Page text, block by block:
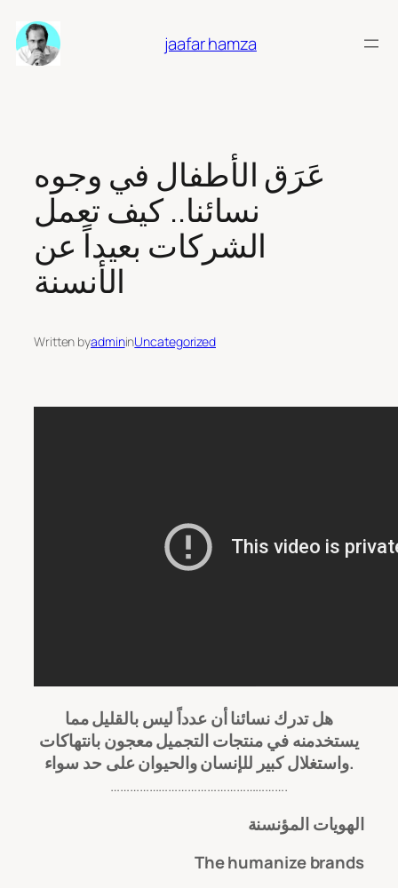
Skip
to
content
jaafar hamza
عَرَق الأطفال في وجوه
نسائنا.. كيف تعمل
الشركات بعيداً عن
الأنسنة
Written byadmininUncategorized
هل تدرك نسائنا أن عدداً ليس بالقليل مما
يستخدمنه في منتجات التجميل معجون بانتهاكات
واستغلال كبير للإنسان والحيوان على حد سواء.
……………………………………………….
الهويات المؤنسنة
The humanize brands